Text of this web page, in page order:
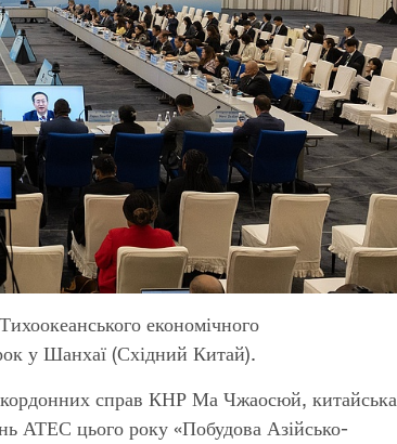
економічного
у Шанхаї (Східний Китай).
справ КНР Ма Чжаосюй, китайська
АТЕС цього року «Побудова Азійсько-